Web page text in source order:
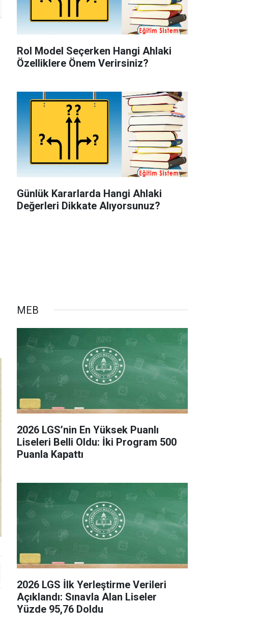
Rol Model Seçerken Hangi Ahlaki
Özelliklere Önem Verirsiniz?
Günlük Kararlarda Hangi Ahlaki
Değerleri Dikkate Alıyorsunuz?
MEB
2026 LGS’nin En Yüksek Puanlı
Liseleri Belli Oldu: İki Program 500
Puanla Kapattı
2026 LGS İlk Yerleştirme Verileri
Açıklandı: Sınavla Alan Liseler
Yüzde 95,76 Doldu